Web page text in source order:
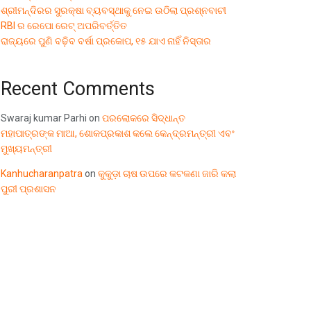
ଶ୍ରୀମନ୍ଦିରର ସୁରକ୍ଷା ବ୍ୟବସ୍ଥାକୁ ନେଇ ଉଠିଲା ପ୍ରଶ୍ନବାଚୀ
RBI ର ରେପୋ ରେଟ୍ ଅପରିବର୍ତ୍ତିତ
ରାଜ୍ୟରେ ପୁଣି ବଢ଼ିବ ବର୍ଷା ପ୍ରକୋପ, ୧୫ ଯାଏ ନାହିଁ ନିସ୍ତାର
Recent Comments
Swaraj kumar Parhi on ପରଲୋକରେ ସିଦ୍ଧାନ୍ତ
ମହାପାତ୍ରଙ୍କ ମାଆ, ଶୋକପ୍ରକାଶ କଲେ କେନ୍ଦ୍ରମନ୍ତ୍ରୀ ଏବଂ
ମୁଖ୍ୟମନ୍ତ୍ରୀ
Kanhucharanpatraon କୁକୁଡ଼ା ଚାଷ ଉପରେ କଟକଣା ଜାରି କଲା
ପୁରୀ ପ୍ରଶାସନ